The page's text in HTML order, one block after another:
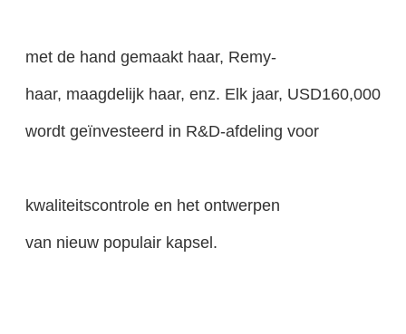
met de hand gemaakt haar, Remy-
haar, maagdelijk haar, enz. Elk jaar, USD160,000
wordt geïnvesteerd in R&D-afdeling voor
kwaliteitscontrole en het ontwerpen
van nieuw populair kapsel.